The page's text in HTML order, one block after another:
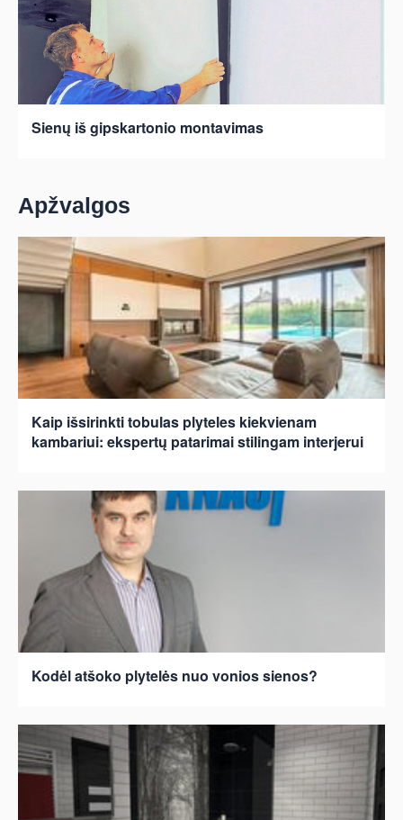
Sienų iš gipskartonio montavimas
Apžvalgos
Kaip išsirinkti tobulas plyteles kiekvienam
kambariui: ekspertų patarimai stilingam interjerui
Kodėl atšoko plytelės nuo vonios sienos?